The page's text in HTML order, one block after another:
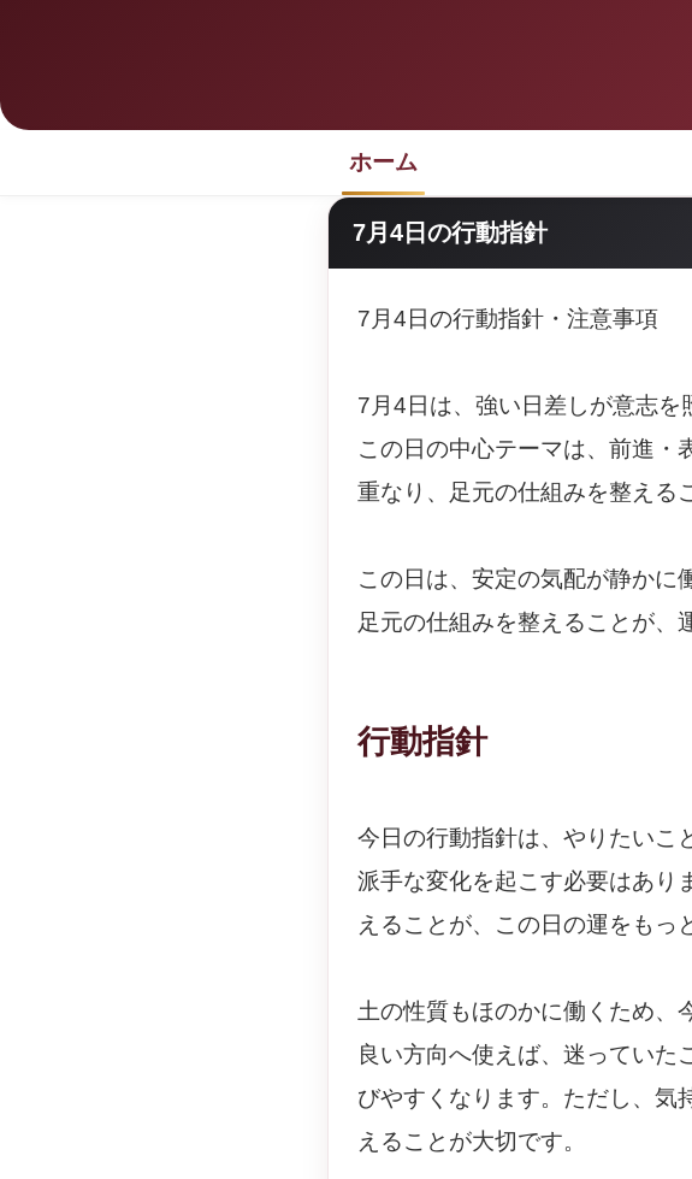
ホーム
7月4日の行動指針
7月4日の行動指針・注意事項
7月4日は、強い日差しが意志を
この日の中心テーマは、前進・
重なり、足元の仕組みを整える
この日は、安定の気配が静かに
足元の仕組みを整えることが、
行動指針
今日の行動指針は、やりたいこ
派手な変化を起こす必要はあり
えることが、この日の運をもっ
土の性質もほのかに働くため、
良い方向へ使えば、迷っていた
びやすくなります。ただし、気
えることが大切です。